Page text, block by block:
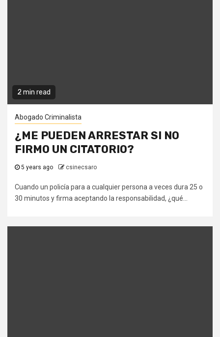
2 min read
Abogado Criminalista
¿ME PUEDEN ARRESTAR SI NO
FIRMO UN CITATORIO?
5 years ago csinecsaro
Cuando un policía para a cualquier persona a veces dura 25 o
30 minutos y firma aceptando la responsabilidad, ¿qué...